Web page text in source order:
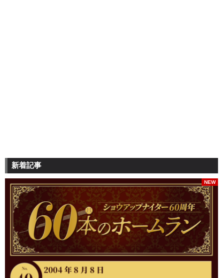
新着記事
NEW